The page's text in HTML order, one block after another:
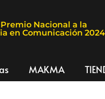
Nacional a la
en Comunicación 2024
MAKMA